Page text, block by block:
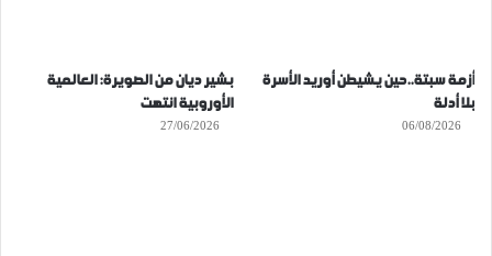
أزمة سبتة..حين يشيطن أوريد الأسرة
بلا أدلة
06/08/2026
بشير ديان من الصويرة: العالمية
الأوروبية انتهت
27/06/2026